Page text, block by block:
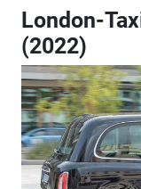
London-
(2022)